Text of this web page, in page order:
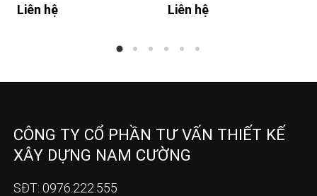
Liên hệ Liên hệ
CÔNG TY CỔ PHẦN TƯ VẤN THIẾT KẾ
XÂY DỰNG NAM CƯỜNG
SĐT: 0976.222.555